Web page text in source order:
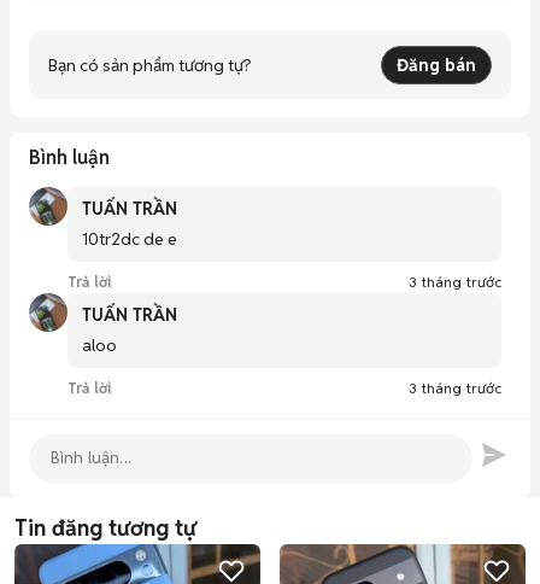
Bạn có sản phẩm tương tự? Đăng bán
Bình luận
TUẤN TRẦN
10tr2dc de e
Trả lời 3 tháng trước
TUẤN TRẦN
aloo
Trả lời 3 tháng trước
Tin đăng tương tự